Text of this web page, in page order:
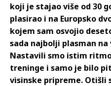
koji je stajao više od 30
plasirao i na Europsko
kojem sam osvojio
sada najbolji plasman
Nastavili smo istim
treninge i samo je bilo
visinske pripreme. Otišli